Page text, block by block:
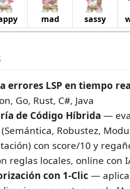
mad sassy
errores LSP en tiempo
Go, Rust, C#, Java
de Código Híbrida —
Robustez,
con score/10 y
reglas locales, online con
con 1-Clic — aplica